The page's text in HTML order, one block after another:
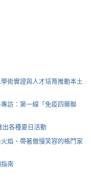
術實證與人才培育推動本土
訪：第一線「免疫四藥聯
出各種夏日活動
火焰、帶著傲慢笑容的格鬥家
南